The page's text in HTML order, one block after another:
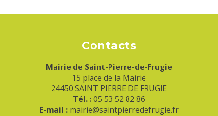
Contacts
Mairie de Saint-Pierre-de-Frugie
15 place de la Mairie
24450 SAINT PIERRE DE FRUGIE
Tél. :05 53 52 82 86
E-mail : mairie@saintpierredefrugie.fr